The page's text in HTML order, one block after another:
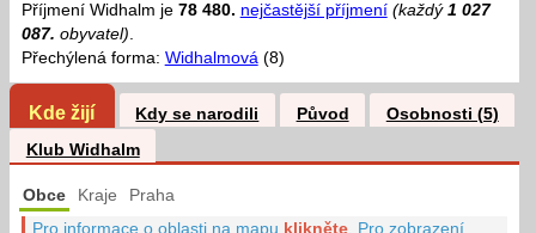
Příjmení Widhalm je 78 480. nejčastější příjmení (každý 1 027
087. obyvatel).
Přechýlená forma: Widhalmová(8)
Kde žijí Kdy se narodili Původ
Osobnosti (5)
Klub Widhalm
Obce Kraje Praha
Pro informace o oblasti na mapu klikněte Pro zobrazení